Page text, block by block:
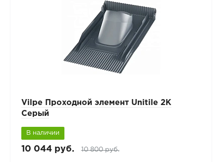
Vilpe Проходной элемент Unitile 2K
Серый
В наличии
10 044 руб. 10 800 руб.